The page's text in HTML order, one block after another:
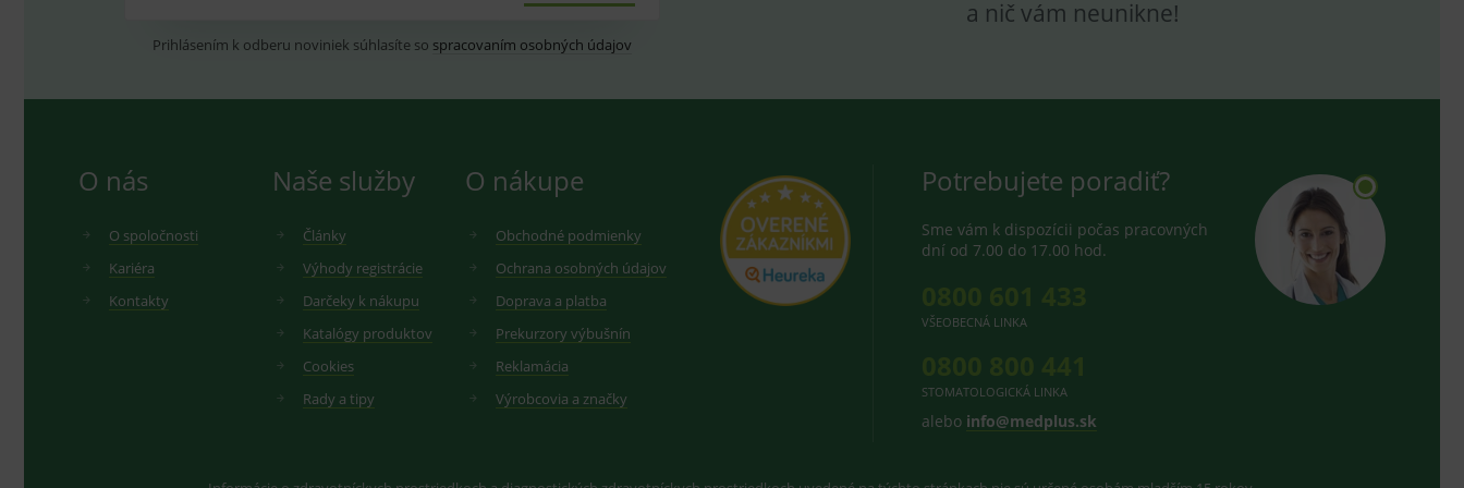
Prihlásením k odberu noviniek súhlasíte so spracovaním osobných údajov
a nič vám neunikne!
O nás
O spoločnosti
Kariéra
Kontakty
Naše služby
Články
Výhody registrácie
Darčeky k nákupu
Katalógy produktov
Cookies
Rady a tipy
O nákupe
Obchodné podmienky
Ochrana osobných údajov
Doprava a platba
Prekurzory výbušnín
Reklamácia
Výrobcovia a značky
Potrebujete poradiť?
Sme vám k dispozícii počas pracovných
dní od 7.00 do 17.00 hod.
VŠEOBECNÁ LINKA
STOMATOLOGICKÁ LINKA
alebo info@medplus.sk